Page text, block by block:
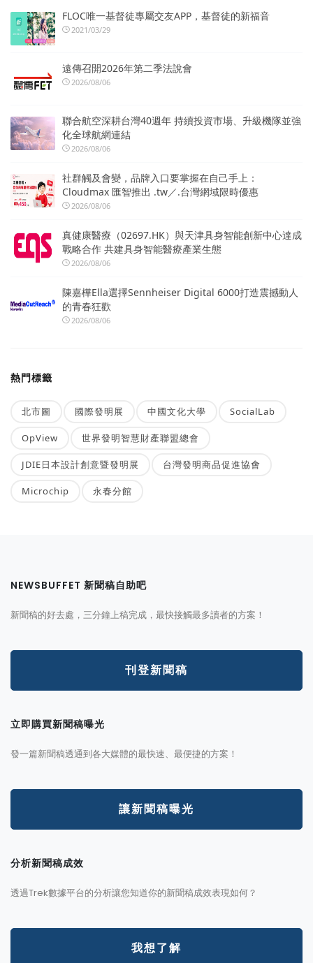
FLOC唯一基督徒專屬交友APP，基督徒的新福音
2021/03/29
遠傳召開2026年第二季法說會
2026/08/06
聯合航空深耕台灣40週年 持續投資市場、升級機隊並強
化全球航網連結
2026/08/06
社群觸及會變，品牌入口要掌握在自己手上：
Cloudmax 匯智推出 .tw／.台灣網域限時優惠
2026/08/06
真健康醫療（02697.HK）與天津具身智能創新中心達成
戰略合作 共建具身智能醫療產業生態
2026/08/06
陳嘉樺Ella選擇Sennheiser Digital 6000打造震撼動人
的青春狂歡
2026/08/06
熱門標籤
北市圖 國際發明展 中國文化大學 SocialLab
OpView 世界發明智慧財產聯盟總會
JDIE日本設計創意暨發明展 台灣發明商品促進協會
Microchip 永春分館
NEWSBUFFET 新聞稿自助吧
新聞稿的好去處，三分鐘上稿完成，最快接觸最多讀者的方案！
刊登新聞稿
立即購買新聞稿曝光
發一篇新聞稿透通到各大媒體的最快速、最便捷的方案！
讓新聞稿曝光
分析新聞稿成效
透過Trek數據平台的分析讓您知道你的新聞稿成效表現如何？
我想了解